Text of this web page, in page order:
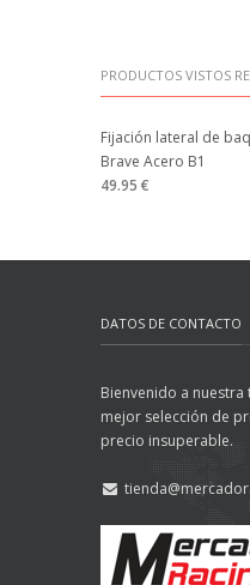
PRODUCTOS VISTOS
Fijación lateral de
Brave Acero B1
49.95 €
DATOS DE CONTACTO
Bienvenido a nuestra
mejor selección de
precio insuperable.